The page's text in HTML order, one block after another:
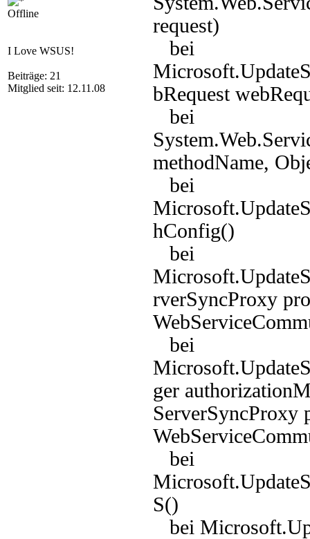
Offline
I Love WSUS!
Beiträge: 21
Mitglied seit: 12.11.08
request)
bei
bRequest
bei
methodName,
bei
hConfig()
bei
rverSyncProxy
bei
ger
ServerSyncProxy
bei
S()
bei